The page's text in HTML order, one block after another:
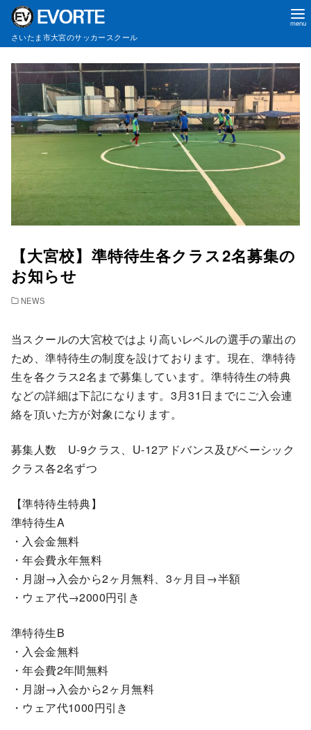
さいたま市大宮のサッカースクール
【大宮校】準特待生各クラス2名募集の
お知らせ
NEWS
当スクールの大宮校ではより高いレベルの選手の輩出の
ため、準特待生の制度を設けております。現在、準特待
生を各クラス2名まで募集しています。準特待生の特典
などの詳細は下記になります。3月31日までにご入会連
絡を頂いた方が対象になります。
募集人数 U-9クラス、U-12アドバンス及びベーシック
クラス各2名ずつ
【準特待生特典】
準特待生A
・入会金無料
・年会費永年無料
・月謝→入会から2ヶ月無料、3ヶ月目→半額
・ウェア代→2000円引き
準特待生B
・入会金無料
・年会費2年間無料
・月謝→入会から2ヶ月無料
・ウェア代1000円引き